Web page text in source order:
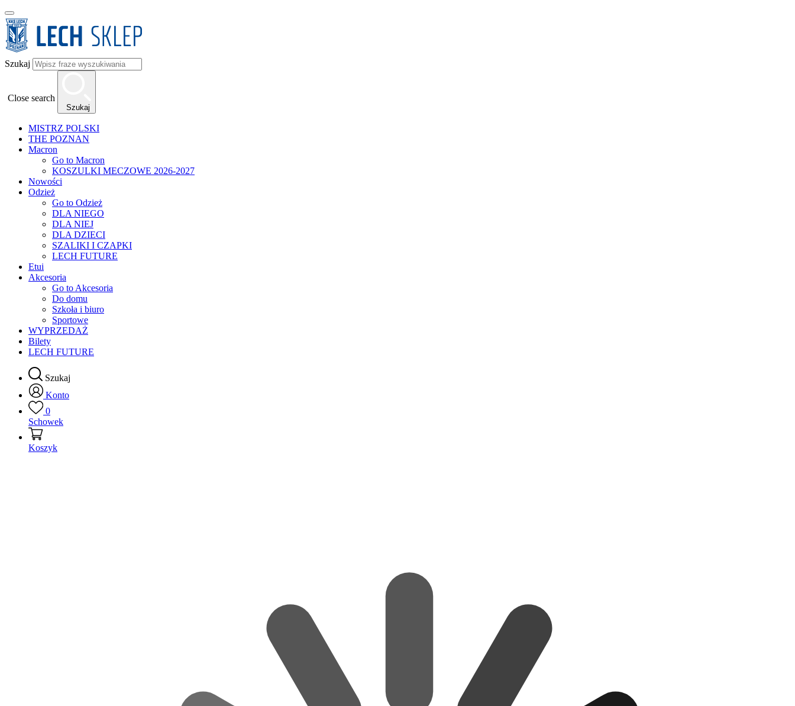
Szukaj
Close search
Szukaj
MISTRZ POLSKI
THE POZNAN
Macron
Go to Macron
KOSZULKI MECZOWE 2026-2027
Nowości
Odzież
Go to Odzież
DLA NIEGO
DLA NIEJ
DLA DZIECI
SZALIKI I CZAPKI
LECH FUTURE
Etui
Akcesoria
Go to Akcesoria
Do domu
Szkoła i biuro
Sportowe
WYPRZEDAŻ
Bilety
LECH FUTURE
Szukaj
Konto
0
Schowek
Koszyk